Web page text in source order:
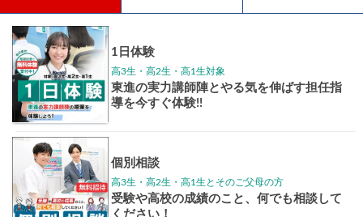
学年別案内
高3生 高2生 高1生 中学生 高